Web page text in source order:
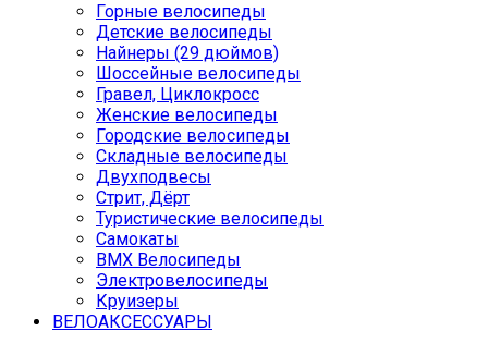
Горные велосипеды
Детские велосипеды
Найнеры (29 дюймов)
Шоссейные велосипеды
Гравел, Циклокросс
Женские велосипеды
Городcкие велосипеды
Складные велосипеды
Двухподвесы
Стрит, Дёрт
Туристические велосипеды
Самокаты
BMX Велосипеды
Электровелосипеды
Круизеры
ВЕЛОАКСЕССУАРЫ